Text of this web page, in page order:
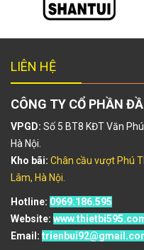
LIÊN HỆ
CÔNG TY CỔ PHẦN
VPGD: Số 5 BT8 KĐT Văn
Hà Nội.
Kho bãi: Chân cầu vượt Phú
Lâm, Hà Nội.
Hotline: 0969.186.595
Website:
Email: